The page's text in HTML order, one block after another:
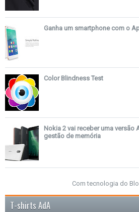
Ganha um smartphone com o
Color Blindness Test
Nokia 2 vai receber uma versão
gestão de memória
Com tecnologia do
T-shirts AdA